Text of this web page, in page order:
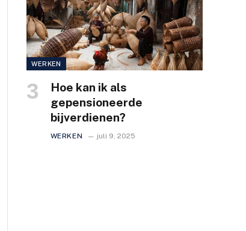
WERKEN
Hoe kan ik als
gepensioneerde
bijverdienen?
WERKEN juli 9, 2025